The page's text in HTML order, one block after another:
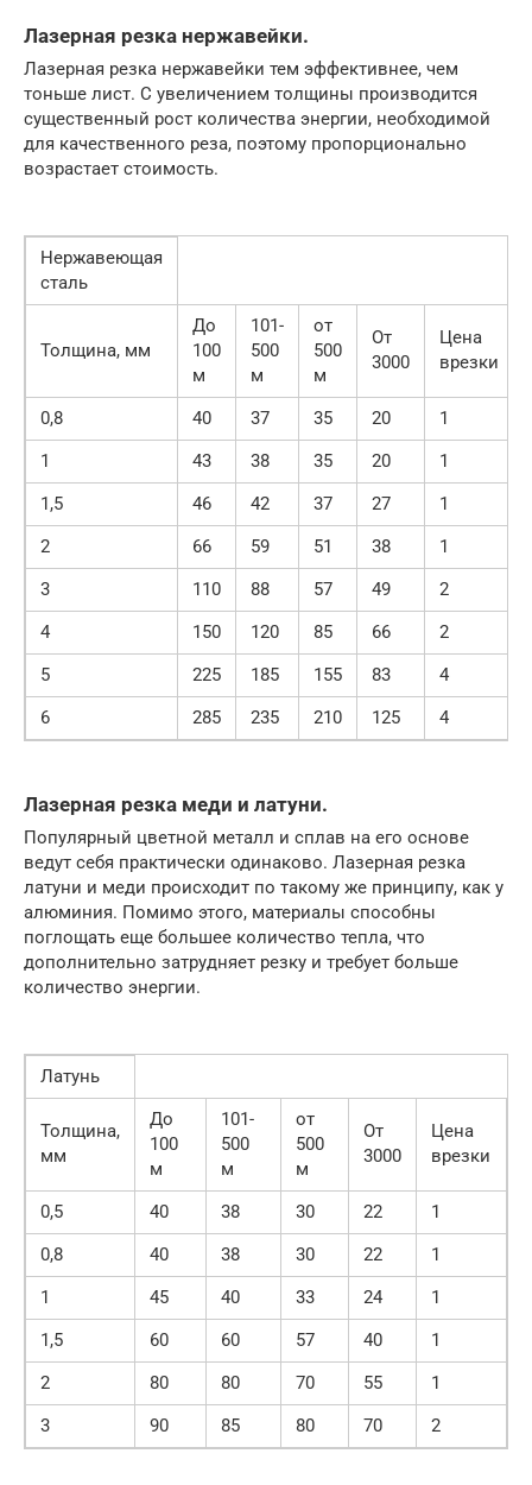
Лазерная резка нержавейки.
Лазерная резка нержавейки тем эффективнее, чем
тоньше лист. С увеличением толщины производится
существенный рост количества энергии, необходимой
для качественного реза, поэтому пропорционально
возрастает стоимость.
Нержавеющая
сталь
Толщина, мм
До
100
м
101-
500
м
от
500
м
От
3000
Цена
врезки
0,8 40 37 35 20
1
1
43 38 35 20
1
1,5
46 42 37 27
1
2
66 59 51 38
1
3
110 88 57 49
2
4
150 120 85 66
2
5
225 185 155 83
4
6
285 235 210 125 4
Лазерная резка меди и латуни.
Популярный цветной металл и сплав на его основе
ведут себя практически одинаково. Лазерная резка
латуни и меди происходит по такому же принципу, как у
алюминия. Помимо этого, материалы способны
поглощать еще большее количество тепла, что
дополнительно затрудняет резку и требует больше
количество энергии.
Латунь
Толщина,
мм
До
100
м
101-
500
м
от
500
м
От
3000
Цена
врезки
0,5 40 38 30 22
1
0,8
40 38 30 22
1
1
45 40 33 24
1
1,5
60 60 57 40
1
2
80 80 70 55
1
3
90 85 80 70 2